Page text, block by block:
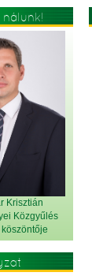
Krisztián
Közgyűlés